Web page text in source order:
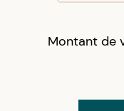
Montant de